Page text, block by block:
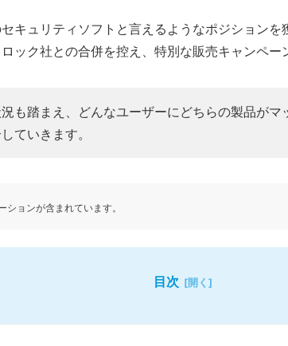
キュリティソフトと言えるようなポジションを
ック社との合併を控え、特別な販売キャンペー
も踏まえ、どんなユーザーにどちらの製品がマ
ていきます。
ションが含まれています。
目次